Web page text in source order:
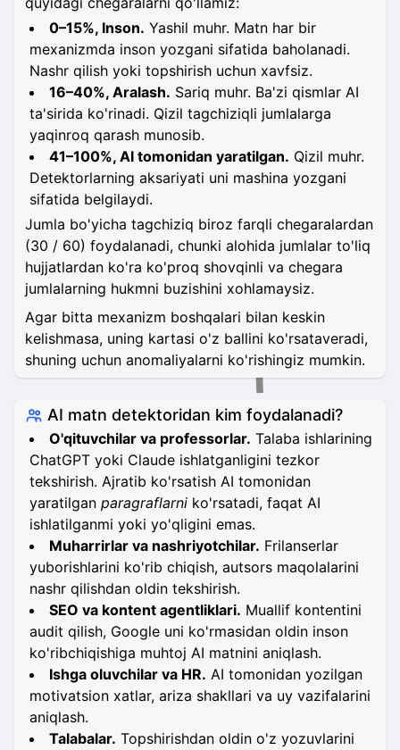
0–15%, Inson. Yashil muhr. Matn har bir
mexanizmda inson yozgani sifatida baholanadi.
Nashr qilish yoki topshirish uchun xavfsiz.
16–40%, Aralash. Sariq muhr. Ba'zi qismlar AI
ta'sirida ko'rinadi. Qizil tagchiziqli jumlalarga
yaqinroq qarash munosib.
41–100%, AI tomonidan yaratilgan. Qizil muhr.
Detektorlarning aksariyati uni mashina yozgani
sifatida belgilaydi.
Jumla bo'yicha tagchiziq biroz farqli chegaralardan
(30 / 60) foydalanadi, chunki alohida jumlalar to'liq
hujjatlardan ko'ra ko'proq shovqinli va chegara
jumlalarning hukmni buzishini xohlamaysiz.
Agar bitta mexanizm boshqalari bilan keskin
kelishmasa, uning kartasi o'z ballini ko'rsataveradi,
shuning uchun anomaliyalarni ko'rishingiz mumkin.
AI matn detektoridan kim foydalanadi?
O'qituvchilar va professorlar. Talaba ishlarining
ChatGPT yoki Claude ishlatganligini tezkor
tekshirish. Ajratib ko'rsatish AI tomonidan
yaratilgan paragraflarni ko'rsatadi, faqat AI
ishlatilganmi yoki yo'qligini emas.
Muharrirlar va nashriyotchilar. Frilanserlar
yuborishlarini ko'rib chiqish, autsors maqolalarini
nashr qilishdan oldin tekshirish.
SEO va kontent agentliklari. Muallif kontentini
audit qilish, Google uni ko'rmasidan oldin inson
ko'ribchiqishiga muhtoj AI matnini aniqlash.
Ishga oluvchilar va HR. AI tomonidan yozilgan
motivatsion xatlar, ariza shakllari va uy vazifalarini
aniqlash.
Talabalar. Topshirishdan oldin o'z yozuvlarini